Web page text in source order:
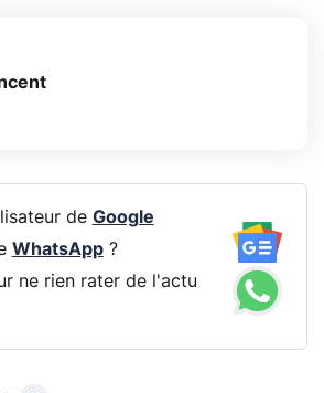
de Google
WhatsApp?
ne rien rater de l'actu